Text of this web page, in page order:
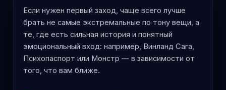
Если нужен первый заход, чаще всего лучше
брать не самые экстремальные по тону вещи, а
те, где есть сильная история и понятный
эмоциональный вход: например, Винланд Сага,
Психопаспорт или Монстр — в зависимости от
того, что вам ближе.